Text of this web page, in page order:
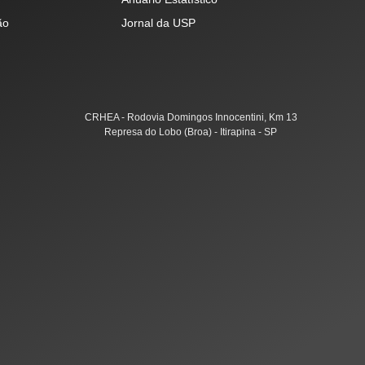
Jornal da USP
CRHEA - Rodovia Domingos Innocentini, Km 13
Represa do Lobo (Broa) - Itirapina - SP